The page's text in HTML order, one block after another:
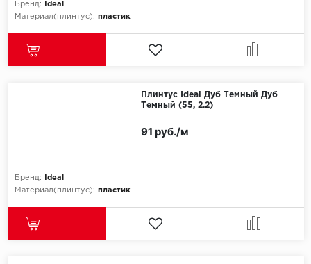
Бренд:
Ideal
Материал(плинтус): пластик
Плинтус Ideal Дуб Темный Дуб
Темный (55, 2.2)
Бренд:
Ideal
Материал(плинтус): пластик
91 руб./м